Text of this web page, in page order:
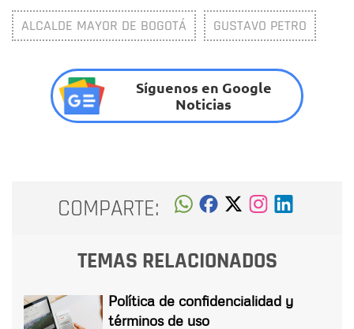
ALCALDE MAYOR DE BOGOTÁ GUSTAVO PETRO
Síguenos en Google
Noticias
COMPARTE:
TEMAS RELACIONADOS
Política de confidencialidad y
términos de uso